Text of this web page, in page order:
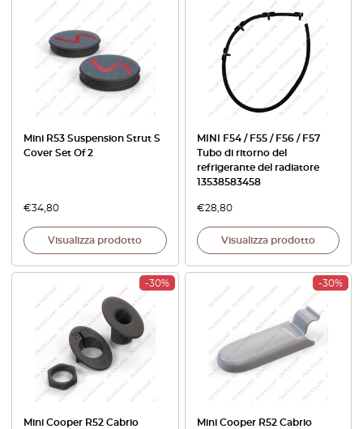
Mini R53 Suspension Strut S
Cover Set Of 2
€34,80
Visualizza prodotto
MINI F54 / F55 / F56 / F57
Tubo di ritorno del
refrigerante del radiatore
13538583458
€28,80
Visualizza prodotto
-30%
Mini Cooper R52 Cabrio
-30%
Mini Cooper R52 Cabrio